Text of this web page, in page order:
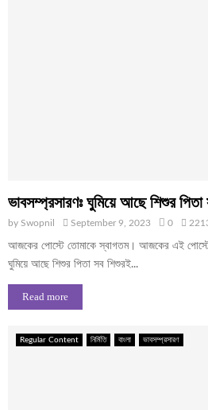
ভাবসম্প্রসারণঃ ঘুমিয়ে আছে শিশুর
by Swopnil September 9, 2023 0
আজকের পোস্টে তোমাকে স্বাগতম। আজকের এই
ঘুমিয়ে আছে শিশুর পিতা সব শিশুরই...
Read more
Regular Content নির্মিতি বাংলা ভাবসম্প্রসারণ